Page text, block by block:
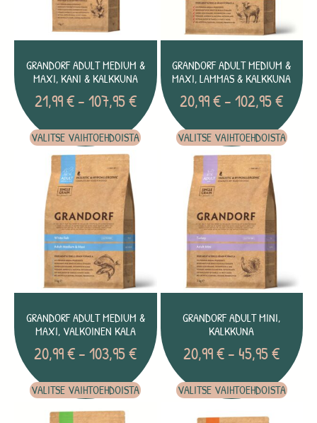
GRANDORF ADULT MEDIUM &
MAXI, KANI & KALKKUNA
21,99€ –107,95€
VALITSE VAIHTOEHDOISTA
GRANDORF ADULT MEDIUM &
MAXI, LAMMAS & KALKKUNA
20,99€– 102,95€
VALITSE VAIHTOEHDOISTA
GRANDORF ADULT MEDIUM &
MAXI, VALKOINEN KALA
20,99€– 103,95€
VALITSE VAIHTOEHDOISTA
GRANDORF ADULT MINI,
KALKKUNA
20,99€– 45,95€
VALITSE VAIHTOEHDOISTA